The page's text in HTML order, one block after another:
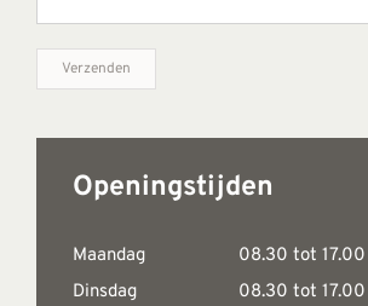
Openingstijden
Maandag
Dinsdag
08.30 tot 17.00
08.30 tot 17.00